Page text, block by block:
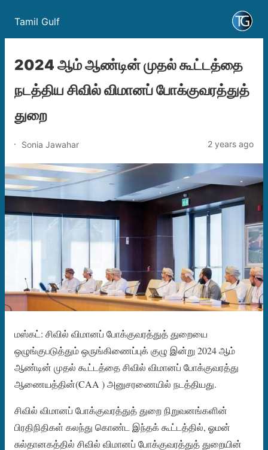
Tamil Gulf
2024 ஆம் ஆண்டின் முதல் கூட்டத்தை
நடத்திய சிவில் விமானப் போக்குவரத்துத்
துறை
Sonia Jawahar 2 years ago
மஸ்கட்: சிவில் விமானப் போக்குவரத்துத் துறையை
ஒழுங்குபடுத்தும் ஒருங்கிணைப்புக் குழு இன்று 2024 ஆம்
ஆண்டின் முதல் கூட்டத்தை சிவில் விமானப் போக்குவரத்து
ஆணையத்தின்(CAA ) அனுசரணையில் நடத்தியது.
சிவில் விமானப் போக்குவரத்துத் துறை நிறுவனங்களின்
பிரதிநிதிகள் கலந்து கொண்ட இந்தக் கூட்டத்தில், ஓமன்
சுல்தானகத்தில் சிவில் விமானப் போக்குவரத்துத் துறையின்